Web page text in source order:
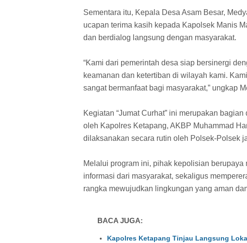
Sementara itu, Kepala Desa Asam Besar,
ucapan terima kasih kepada Kapolsek Manis
dan berdialog langsung dengan masyarakat.
“Kami dari pemerintah desa siap bersinergi
keamanan dan ketertiban di wilayah kami.
sangat bermanfaat bagi masyarakat,” ungkap
Kegiatan “Jumat Curhat” ini merupakan
oleh Kapolres Ketapang, AKBP Muhammad
dilaksanakan secara rutin oleh Polsek-Polsek
Melalui program ini, pihak kepolisian
informasi dari masyarakat, sekaligus
rangka mewujudkan lingkungan yang aman
BACA JUGA:
Kapolres Ketapang Tinjau Langsung